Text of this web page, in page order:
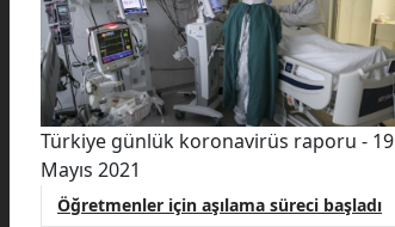
Türkiye günlük koronavirüs raporu - 19
Mayıs 2021
Öğretmenler için aşılama süreci başladı